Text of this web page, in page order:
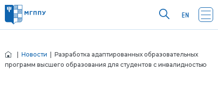
Новости | Разработка адаптированных образовательных
программ высшего образования для студентов с инвалидностью